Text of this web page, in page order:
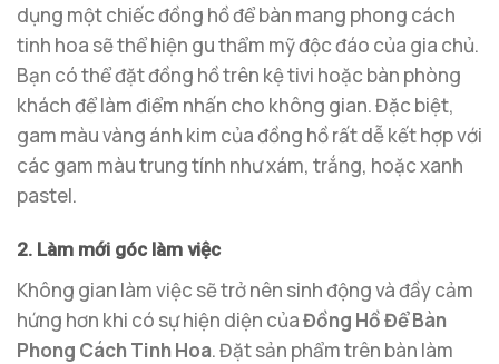
dụng một chiếc đồng hồ để bàn mang phong cách
tinh hoa sẽ thể hiện gu thẩm mỹ độc đáo của gia chủ.
Bạn có thể đặt đồng hồ trên kệ tivi hoặc bàn phòng
khách để làm điểm nhấn cho không gian. Đặc biệt,
gam màu vàng ánh kim của đồng hồ rất dễ kết hợp với
các gam màu trung tính như xám, trắng, hoặc xanh
pastel.
2. Làm mới góc làm việc
Không gian làm việc sẽ trở nên sinh động và đầy cảm
hứng hơn khi có sự hiện diện củaĐồng Hồ Để Bàn
Phong Cách Tinh Hoa. Đặt sản phẩm trên bàn làm